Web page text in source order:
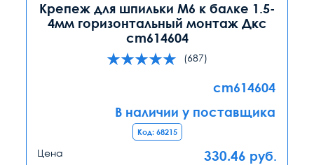
Крепеж для шпильки М6 к балке 1.5-
4мм горизонтальный монтаж Дкс
cm614604
(687)
cm614604
В наличии у поставщика
Код: 68215
Цена 330.46 руб.